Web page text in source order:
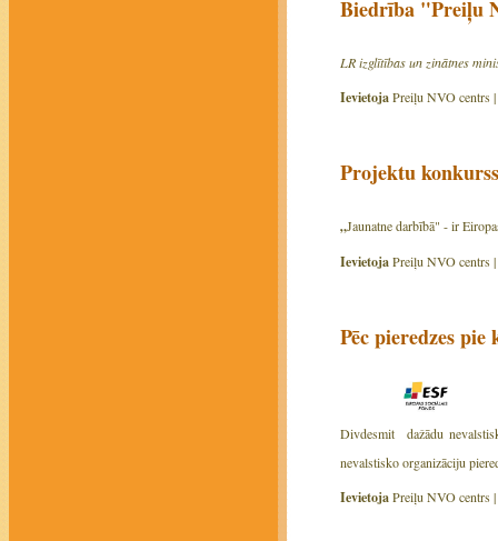
Biedrība "Preiļu
LR izglītības un zinātnes
IevietojaPreiļu NVO centrs |
Projektu
„Jaunatne darbībā" - ir
IevietojaPreiļu NVO centrs |
Pēc pieredzes
Divdesmit dažādu
nevalstisko organizāciju
IevietojaPreiļu NVO centrs |